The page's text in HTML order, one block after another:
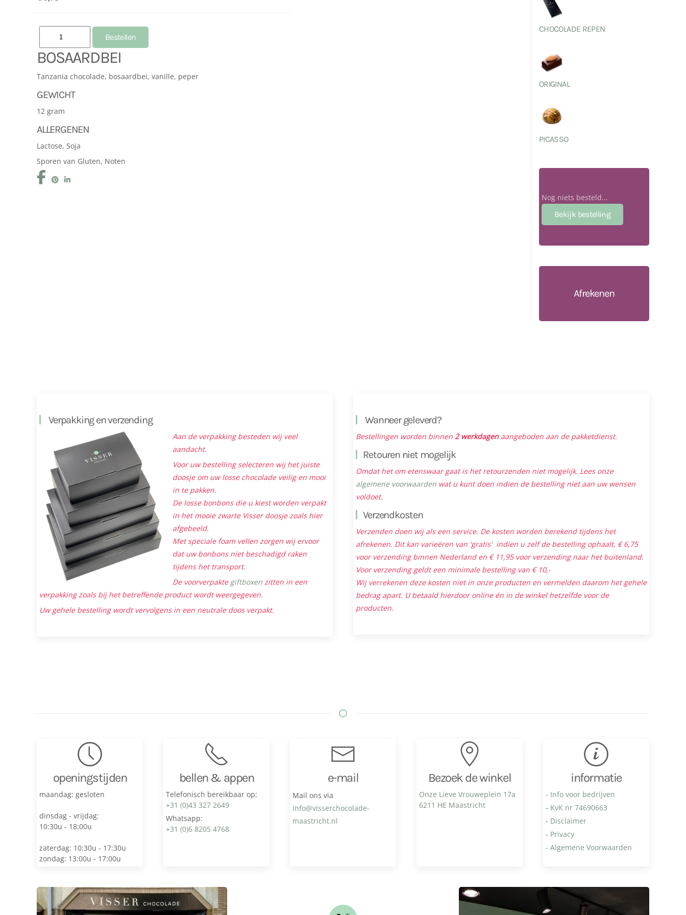
BOSAARDBEI
Tanzania chocolade, bosaardbei, vanille, peper
GEWICHT
12 gram
ALLERGENEN
Lactose, Soja
Sporen van Gluten, Noten
CHOCOLADE REPEN
ORIGINAL
PICASSO
Nog niets besteld...
Afrekenen
Verpakking en verzending
Aan de verpakking besteden wij veel
aandacht.
Voor uw bestelling selecteren wij het juiste
doosje om uw losse chocolade veilig en mooi
in te pakken.
De losse bonbons die u kiest worden verpakt
in het mooie zwarte Visser doosje zoals hier
afgebeeld.
Met speciale foam vellen zorgen wij ervoor
dat uw bonbons niet beschadigd raken
tijdens het transport.
De voorverpakte giftboxen zitten in een
verpakking zoals bij het betreffende product wordt weergegeven.
Uw gehele bestelling wordt vervolgens in een neutrale doos verpakt.
Wanneer geleverd?
Bestellingen worden binnen 2 werkdagenaangeboden aan de pakketdienst.
Retouren niet mogelijk
Omdat het om etenswaar gaat is het retourzenden niet mogelijk. Lees onze
algemene voorwaarden wat u kunt doen indien de bestelling niet aan uw wensen
voldoet.
Verzendkosten
Verzenden doen wij als een service. De kosten worden berekend tijdens het
afrekenen. Dit kan varieëren van 'gratis' indien u zelf de bestelling ophaalt, € 6,75
voor verzending binnen Nederland en € 11,95 voor verzending naar het buitenland.
Voor verzending geldt een minimale bestelling van € 10,-
Wij verrekenen deze kosten niet in onze producten en vermelden daarom het gehele
bedrag apart. U betaald hierdoor online én in de winkel hetzelfde voor de
producten.
openingstijden
maandag: gesloten
dinsdag - vrijdag:
10:30u - 18:00u
zaterdag: 10:30u - 17:30u
zondag: 13:00u - 17:00u
bellen & appen
Telefonisch bereikbaar op:
+31 (0)43 327 2649
Whatsapp:
+31 (0)6 8205 4768
e-mail
Mail ons via
info@visser­chocolade­
maastricht.nl
Bezoek de winkel
Onze Lieve Vrouweplein 17a
6211 HE Maastricht
informatie
- Info voor bedrijven
- KvK nr 74690663
- Disclaimer
- Privacy
- Algemene Voorwaarden